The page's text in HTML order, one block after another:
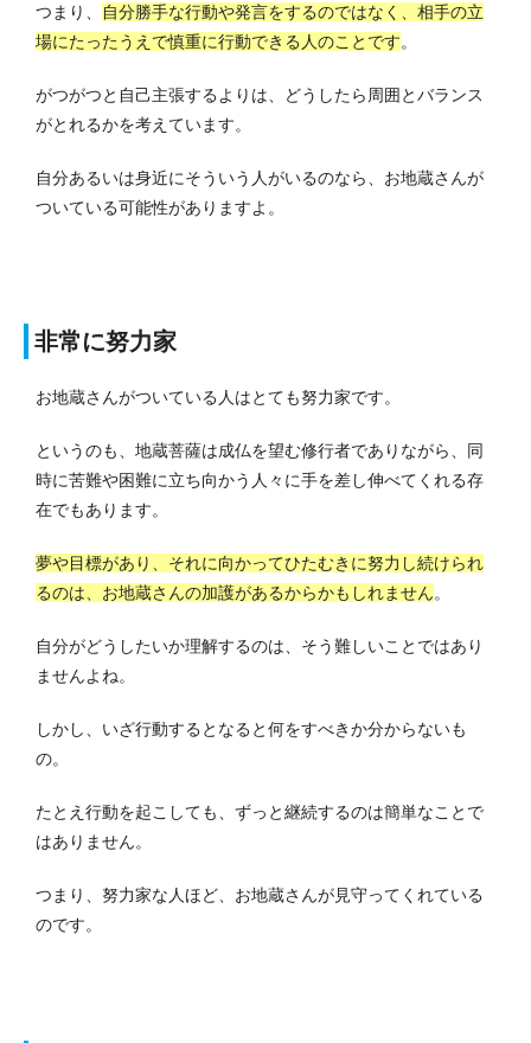
つまり、
自分勝手な行動や発言をするのではなく、相手の立
場にたったうえで慎重に行動できる人のことです。
がつがつと自己主張するよりは、どうしたら周囲とバランス
がとれるかを考えています。
自分あるいは身近にそういう人がいるのなら、お地蔵さんが
ついている可能性がありますよ。
非常に努力家
お地蔵さんがついている人はとても努力家です。
というのも、地蔵菩薩は成仏を望む修行者でありながら、同
時に苦難や困難に立ち向かう人々に手を差し伸べてくれる存
在でもあります。
夢や目標があり、それに向かってひたむきに努力し続けられ
るのは、お地蔵さんの加護があるからかもしれません。
自分がどうしたいか理解するのは、そう難しいことではあり
ませんよね。
しかし、いざ行動するとなると何をすべきか分からないも
の。
たとえ行動を起こしても、ずっと継続するのは簡単なことで
はありません。
つまり、努力家な人ほど、お地蔵さんが見守ってくれている
のです。